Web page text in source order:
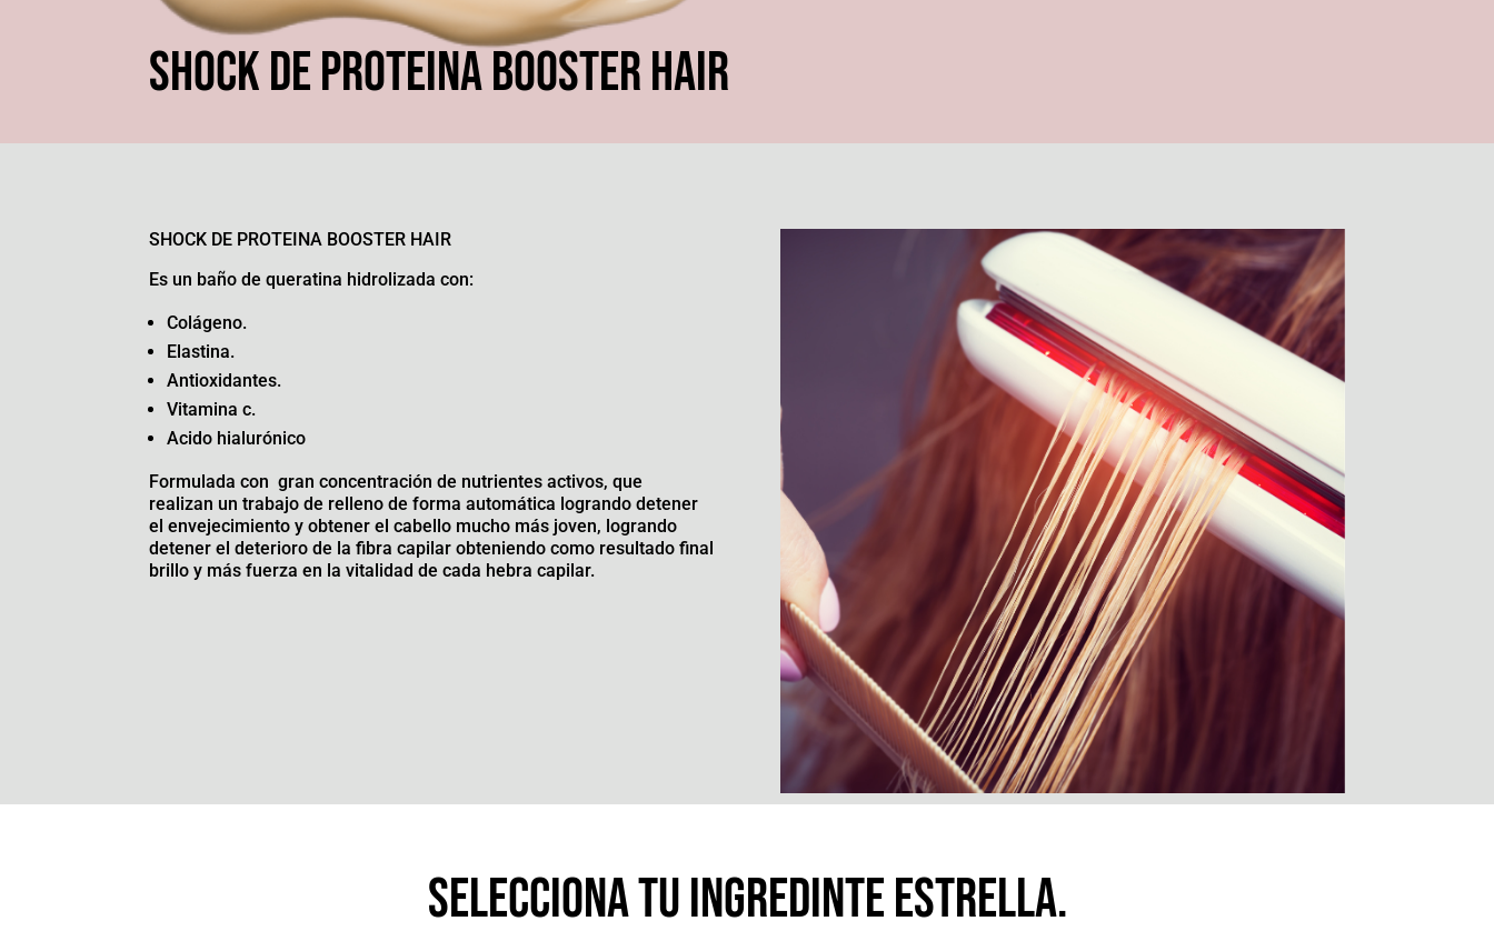
SHOCK DE PROTEINA BOOSTER HAIR
SHOCK DE PROTEINA BOOSTER HAIR
Es un baño de queratina hidrolizada con:
Colágeno.
Elastina.
Antioxidantes.
Vitamina c.
Acido hialurónico
Formulada con gran concentración de nutrientes activos, que
realizan un trabajo de relleno de forma automática logrando detener
el envejecimiento y obtener el cabello mucho más joven, logrando
detener el deterioro de la fibra capilar obteniendo como resultado final
brillo y más fuerza en la vitalidad de cada hebra capilar.
selecciona tu ingredinte estrella.